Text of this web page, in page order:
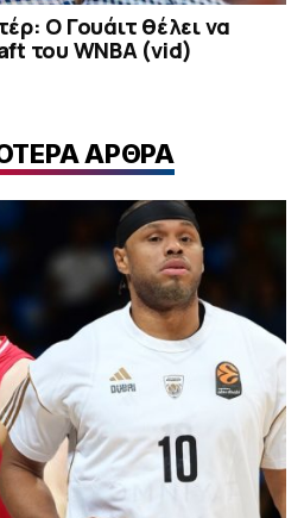
Ο Γουάιτ θέλει να
του WNBA (vid)
ΑΡΘΡΑ